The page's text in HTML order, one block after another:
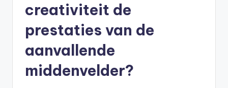
creativiteit de
prestaties van de
aanvallende
middenvelder?